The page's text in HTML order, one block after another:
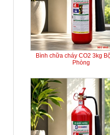
Bình chữa cháy CO2 3kg
Phòng